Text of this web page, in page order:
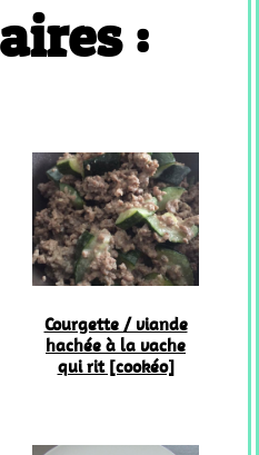
:
Courgette / viande
hachée à la vache
qui rit [cookéo]